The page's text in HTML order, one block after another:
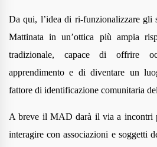
Da qui, l’idea di ri-funzionalizzare gli
Mattinata in un’ottica più ampia
tradizionale, capace di offrire
apprendimento e di diventare un
fattore di identificazione comunitaria
A breve il MAD darà il via a incontri
interagire con associazioni e soggetti